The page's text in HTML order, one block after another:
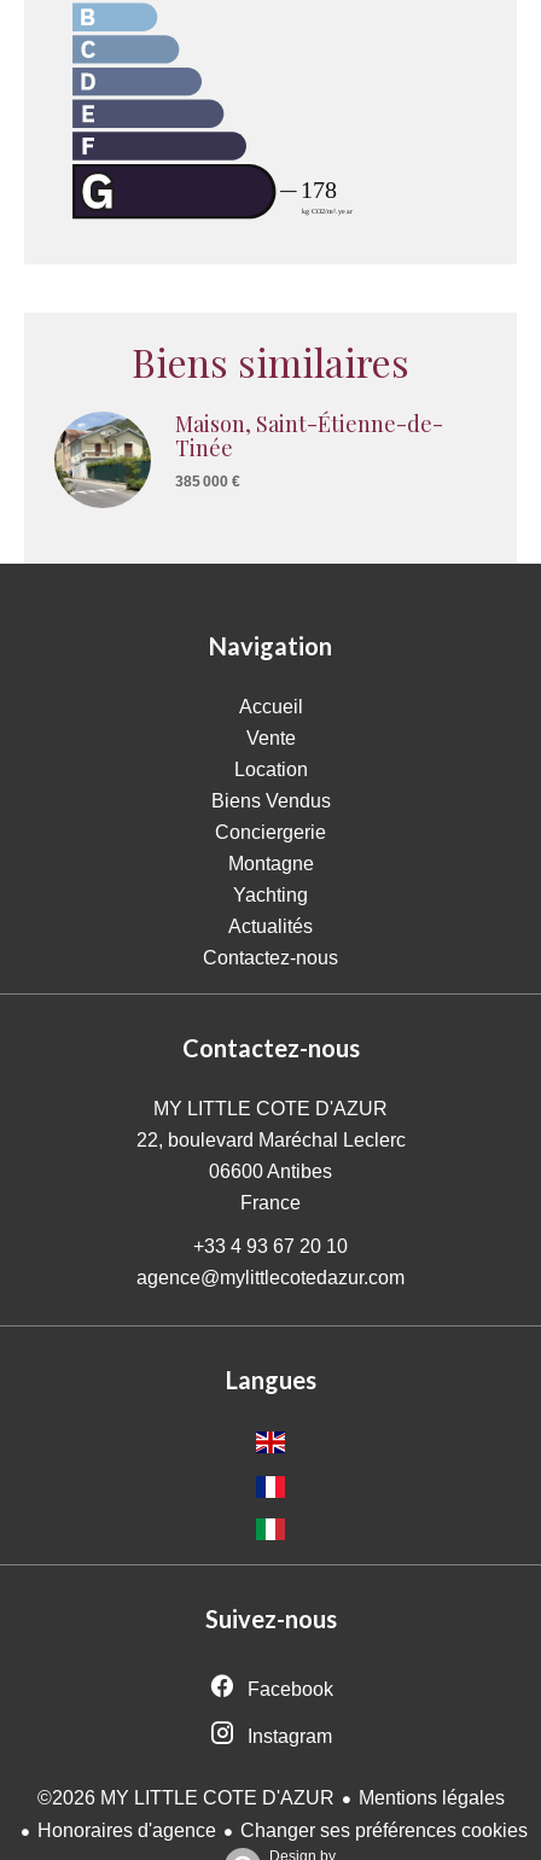
Biens similaires
Maison, Saint-Étienne-de-
Tinée
385 000 €
Navigation
Accueil
Vente
Location
Biens Vendus
Conciergerie
Montagne
Yachting
Actualités
Contactez-nous
Contactez-nous
MY LITTLE COTE D'AZUR
22, boulevard Maréchal Leclerc
06600Antibes
France
+33 4 93 67 20 10
agence@mylittlecotedazur.com
Langues
Suivez-nous
Facebook
Instagram
©2026 MY LITTLE COTE D'AZUR
Mentions légales
Honoraires d'agence
Changer ses préférences cookies
Design by